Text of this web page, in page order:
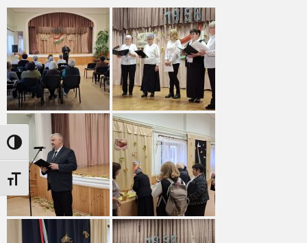
Nagy kontraszt váltása
Betűméret váltása